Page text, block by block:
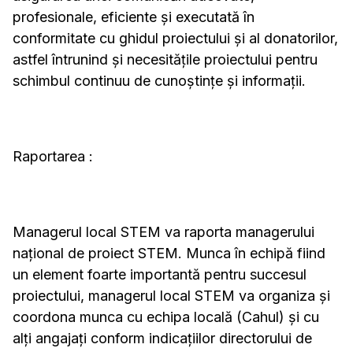
profesionale, eficiente și executată în
conformitate cu ghidul proiectului și al donatorilor,
astfel întrunind și necesitățile proiectului pentru
schimbul continuu de cunoștințe și informații.
Raportarea :
Managerul local STEM va raporta managerului
național de proiect STEM. Munca în echipă fiind
un element foarte importantă pentru succesul
proiectului, managerul local STEM va organiza și
coordona munca cu echipa locală (Cahul) și cu
alți angajați conform indicațiilor directorului de